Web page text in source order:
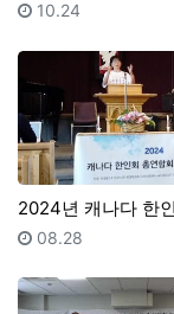
등록일
10.24
등록일
08.28